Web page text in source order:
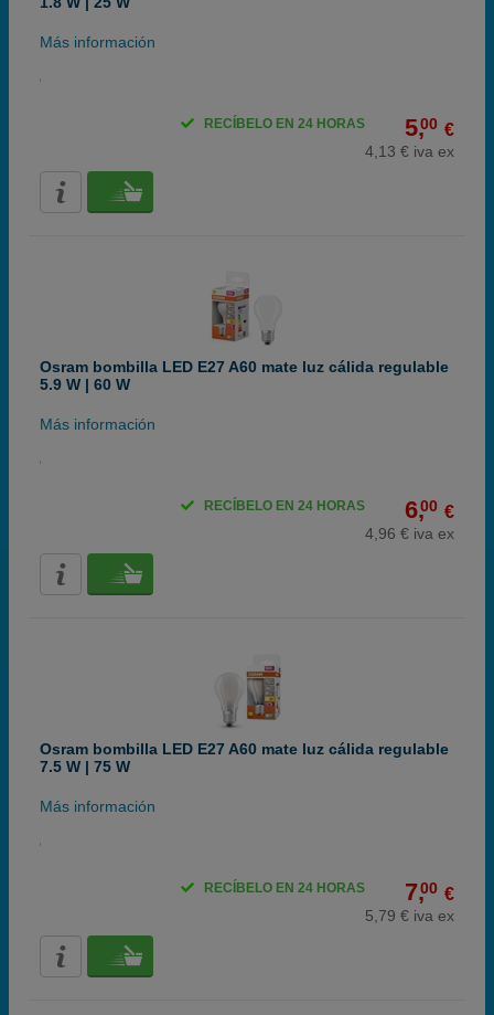
Más información
5,00 €
4,13 € iva ex
RECÍBELO EN 24 HORAS
Osram bombilla LED E27 A60 mate luz cálida regulable
5.9 W | 60 W
Más información
6,00 €
4,96 € iva ex
RECÍBELO EN 24 HORAS
Osram bombilla LED E27 A60 mate luz cálida regulable
7.5 W | 75 W
Más información
7,00 €
5,79 € iva ex
RECÍBELO EN 24 HORAS